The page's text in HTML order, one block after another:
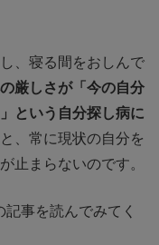
、寝る間をおしんで
厳しさが「今の自分
という自分探し病に
、常に現状の自分を
止まらないのです。
事を読んでみてく